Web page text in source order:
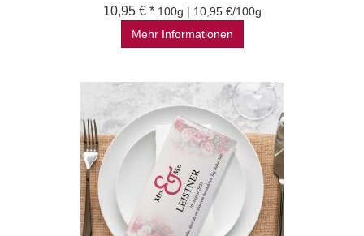
10,95 € * 100g | 10,95 €/100g
Mehr Informationen